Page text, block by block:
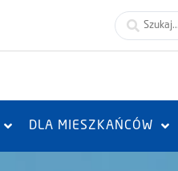
DLA MIESZKAŃCÓW